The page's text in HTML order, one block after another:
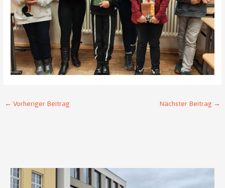
← Vorheriger Beitrag Nächster Beitrag →